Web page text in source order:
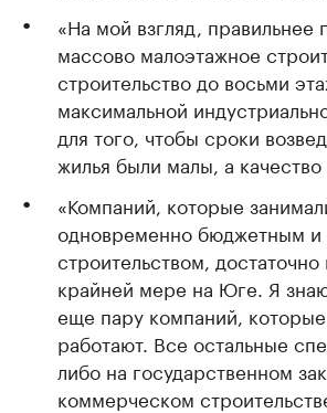
«На мой взгляд, правильнее
массово малоэтажное
строительство до восьми
максимальной
для того, чтобы сроки
жилья были малы, а качество
«Компаний, которые
одновременно бюджетным
строительством,
крайней мере на Юге. Я
еще пару компаний,
работают. Все остальные
либо на государственном
коммерческом